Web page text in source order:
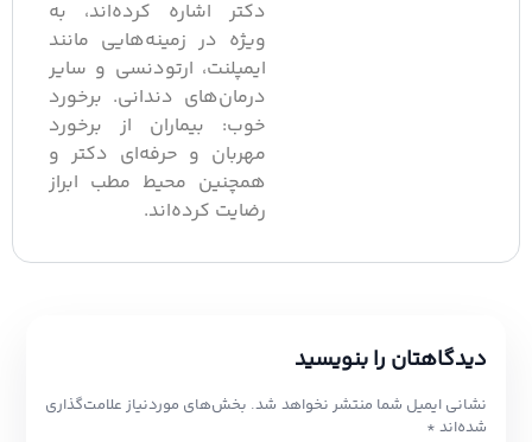
دکتر اشاره کرده‌اند، به
ویژه در زمینه‌هایی مانند
ایمپلنت، ارتودنسی و سایر
درمان‌های دندانی. برخورد
خوب: بیماران از برخورد
مهربان و حرفه‌ای دکتر و
همچنین محیط مطب ابراز
رضایت کرده‌اند.
را بنویسید
ایمیل شما منتشر نخواهد شد. بخش‌های موردنیاز علامت‌گذاری
*